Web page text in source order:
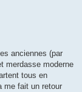
anciennes (par
merdasse moderne
tous en
me fait un retour